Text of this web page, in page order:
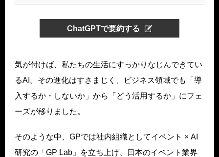
ChatGPTで要約する
気が付けば、私たちの生活にすっかりなじんできてい
るAI。その進化はすさまじく、ビジネス領域でも「導
入するか・しないか」から「どう活用するか」にフェ
ーズが移りました。
そのような中、GPでは社内組織としてイベント × AI
研究の「GP Lab」を立ち上げ、日本のイベント業界